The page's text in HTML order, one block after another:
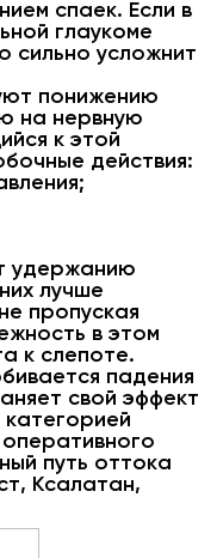
спаек. Если в
глаукоме
сильно усложнит
понижению
на нервную
к этой
действия:
удержанию
лучше
пропуская
в этом
к слепоте.
падения
свой эффект
путь оттока
Ксалатан,